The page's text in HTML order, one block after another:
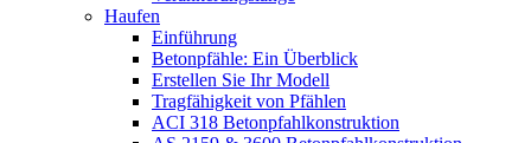
Haufen
Einführung
Betonpfähle: Ein Überblick
Erstellen Sie Ihr Modell
Tragfähigkeit von Pfählen
ACI 318 Betonpfahlkonstruktion